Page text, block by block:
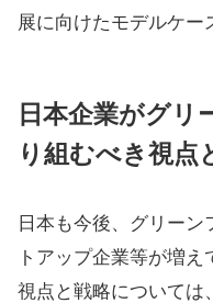
展に向けたモデルケー
日本企業がグリ
り組むべき視点
日本も今後、グリー
トアップ企業等が増
視点と戦略については